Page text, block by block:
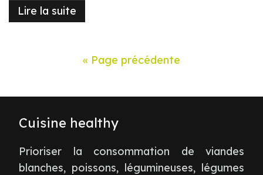
Lire la suite
« Page précédente
Cuisine healthy
Prioriser la consommation de viandes
blanches, poissons, légumineuses, légumes